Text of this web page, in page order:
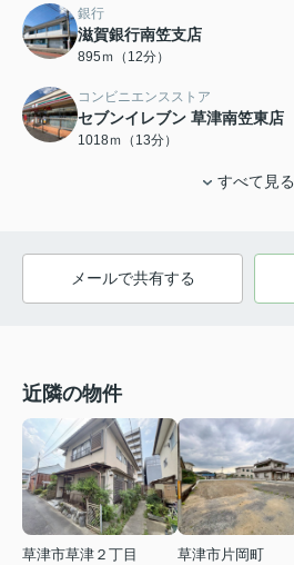
銀行
滋賀銀行南笠支店
895ｍ（12分）
コンビニエンスストア
セブンイレブン 草津南笠東店
1018ｍ（13分）
すべて見る
メールで共有する
近隣の物件
草津市草津２丁目
草津市片岡町